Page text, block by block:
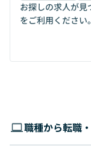
お探しの求人が
をご利用ください。
職種から転職